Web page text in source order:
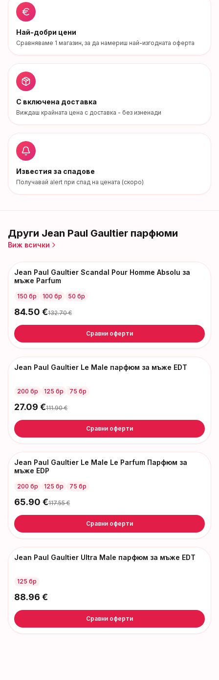
Най-добри цени
Сравняваме 1 магазин, за да намериш най-изгодната оферта
С включена доставка
Виждаш крайната цена с доставка - без изненади
Известия за спадове
Получавай alert при спад на цената (скоро)
Други Jean Paul Gaultier парфюми
Виж всички
-48 €
Jean Paul Gaultier Scandal Pour Homme Absolu за
мъже Parfum
150 бр 100 бр 50 бр
84.50 €132.70€
Сравни оферти
-85 €
Jean Paul Gaultier Le Male парфюм за мъже EDT
200 бр 125 бр 75 бр
27.09 €111.90€
Сравни оферти
-52 €
Jean Paul Gaultier Le Male Le Parfum Парфюм за
мъже EDP
200 бр 125 бр 75 бр
65.90 €117.55€
Сравни оферти
Jean Paul Gaultier Ultra Male парфюм за мъже EDT
125 бр
88.96 €
Сравни оферти